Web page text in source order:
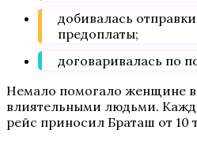
добивалась
предоплаты;
договаривалась по
Немало помогало женщине в
влиятельными людьми.
рейс приносил Браташ от 10